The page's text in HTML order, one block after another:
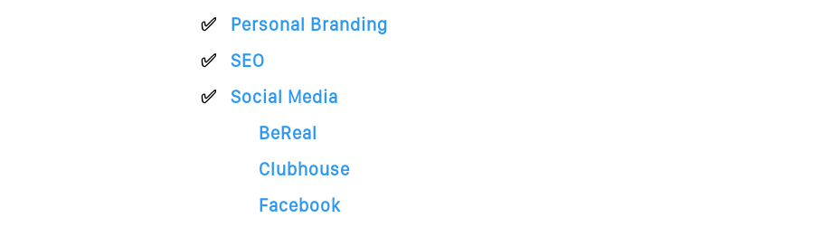
Personal Branding
SEO
Social Media
BeReal
Clubhouse
Facebook